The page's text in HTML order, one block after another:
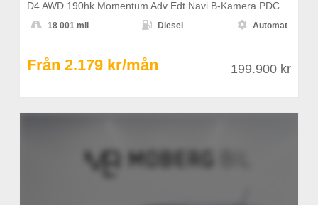
D4 AWD 190hk Momentum Adv Edt Navi B-Kamera PDC
 18 001 mil  Diesel  Automat
Från 2.179 kr/mån 199.900 kr